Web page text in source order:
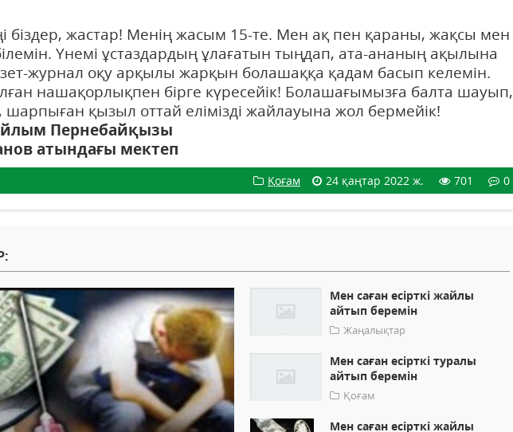
біздер, жастар! Менің жасым 15-те. Мен ақ пен қараны, жақсы мен
Үнемі ұстаздардың ұлағатын тыңдап, ата-ананың ақылына
журнал оқу арқылы жарқын болашаққа қадам басып келемін.
нашақорлықпен бірге күресейік! Болашағымызға балта шауып,
шарпыған қызыл оттай елімізді жайлауына жол бермейік!
Пернебайқызы
атындағы мектеп
Қоғам 24 қаңтар 2022 ж. 701 0
Мен саған есірткі жайлы
айтып беремін
Жаңалықтар
Мен саған есірткі туралы
айтып беремін
Қоғам
Мен саған есірткі жайлы